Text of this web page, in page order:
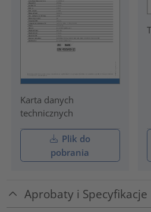
Karta danych
technicznych
Plik do
pobrania
Aprobaty i Specyfikacje